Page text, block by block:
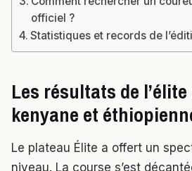
officiel ?
Statistiques et records de
Les résultats de
kenyane et
Le plateau Élite a offert un
niveau. La course s’est